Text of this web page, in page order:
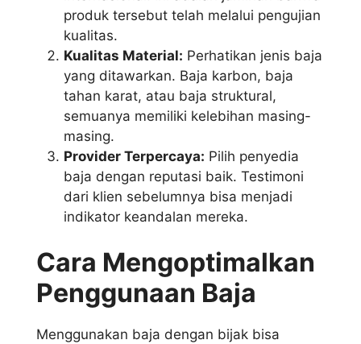
produk tersebut telah melalui pengujian
kualitas.
Kualitas Material: Perhatikan jenis baja
yang ditawarkan. Baja karbon, baja
tahan karat, atau baja struktural,
semuanya memiliki kelebihan masing-
masing.
Provider Terpercaya: Pilih penyedia
baja dengan reputasi baik. Testimoni
dari klien sebelumnya bisa menjadi
indikator keandalan mereka.
Cara Mengoptimalkan
Penggunaan Baja
Menggunakan baja dengan bijak bisa